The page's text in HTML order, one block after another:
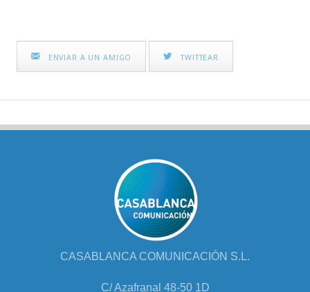
ENVIAR A UN AMIGO TWITTEAR
CASABLANCA COMUNICACIÓN S.L.
C/ Azafranal 48-50 1D